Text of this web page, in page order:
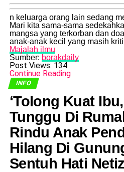
n keluarga orang lain sedang
​Mari kita sama-sama
mangsa yang terkorban dan
anak-anak kecil yang masih
Majalah ilmu
Sumber: borakdaily
Post Views: 134
Continue Reading
INFO
​‘Tolong Kuat
Tunggu Di
Rindu Anak
Hilang Di
Sentuh Hati